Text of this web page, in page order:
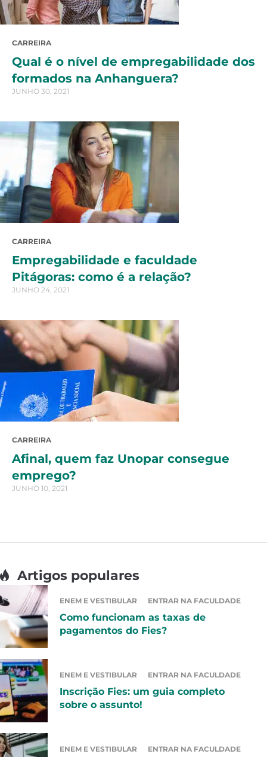
CARREIRA
Qual é o nível de empregabilidade dos
formados na Anhanguera?
JUNHO 30, 2021
CARREIRA
Empregabilidade e faculdade
Pitágoras: como é a relação?
JUNHO 24, 2021
CARREIRA
Afinal, quem faz Unopar consegue
emprego?
JUNHO 10, 2021
Artigos populares
ENEM E VESTIBULAR ENTRAR NA FACULDADE
Como funcionam as taxas de
pagamentos do Fies?
ENEM E VESTIBULAR ENTRAR NA FACULDADE
Inscrição Fies: um guia completo
sobre o assunto!
ENEM E VESTIBULAR ENTRAR NA FACULDADE